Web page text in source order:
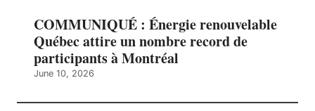
COMMUNIQUÉ : Énergie renouvelable
Québec attire un nombre record de
participants à Montréal
June 10, 2026